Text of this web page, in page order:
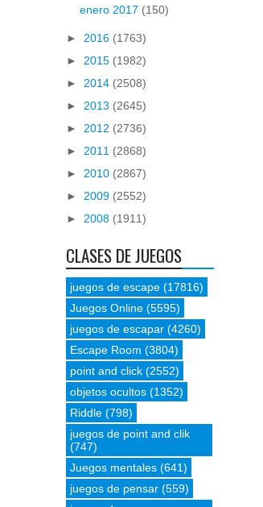
enero 2017 (150)
► 2016 (1763)
► 2015 (1982)
► 2014 (2508)
► 2013 (2645)
► 2012 (2736)
► 2011 (2868)
► 2010 (2867)
► 2009 (2552)
► 2008 (1911)
CLASES DE JUEGOS
juegos de escape (17816)
Juegos Online (5595)
juegos de escapar (4260)
Escape Room (3804)
point and click (2552)
objetos ocultos (1352)
Riddle (798)
juegos de point and clik
(747)
Juegos mentales (641)
juegos de pensar (559)